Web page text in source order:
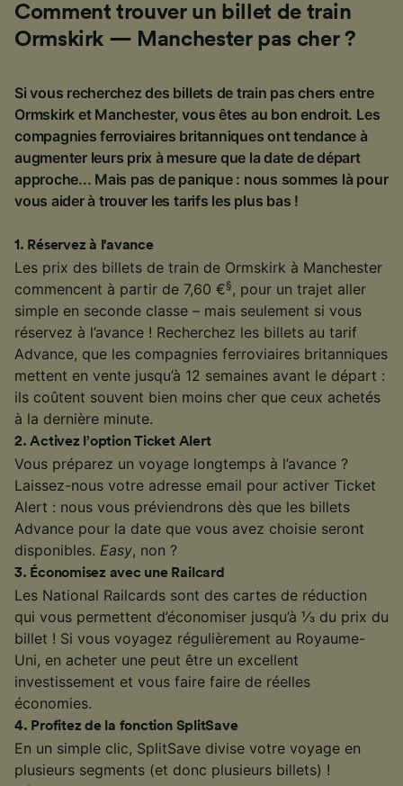
Comment trouver un billet de train
Ormskirk — Manchester pas cher ?
Si vous recherchez des billets de train pas chers entre
Ormskirk et Manchester, vous êtes au bon endroit. Les
compagnies ferroviaires britanniques ont tendance à
augmenter leurs prix à mesure que la date de départ
approche... Mais pas de panique : nous sommes là pour
vous aider à trouver les tarifs les plus bas !
1. Réservez à l'avance
Les prix des billets de train de Ormskirk à Manchester
commencent à partir de 7,60 €§ , pour un trajet aller
simple en seconde classe – mais seulement si vous
réservez à l’avance ! Recherchez les billets au tarif
Advance, que les compagnies ferroviaires britanniques
mettent en vente jusqu’à 12 semaines avant le départ :
ils coûtent souvent bien moins cher que ceux achetés
à la dernière minute.
2.Activez l’option Ticket Alert
Vous préparez un voyage longtemps à l’avance ?
Laissez-nous votre adresse email pour activer Ticket
Alert : nous vous préviendrons dès que les billets
Advance pour la date que vous avez choisie seront
disponibles. Easy, non ?
3. Économisez avec une Railcard
Les National Railcards sont des cartes de réduction
qui vous permettent d’économiser jusqu’à ⅓ du prix du
billet ! Si vous voyagez régulièrement au Royaume-
Uni, en acheter une peut être un excellent
investissement et vous faire faire de réelles
économies.
4. Profitez de la fonction SplitSave
En un simple clic, SplitSave divise votre voyage en
plusieurs segments (et donc plusieurs billets) !